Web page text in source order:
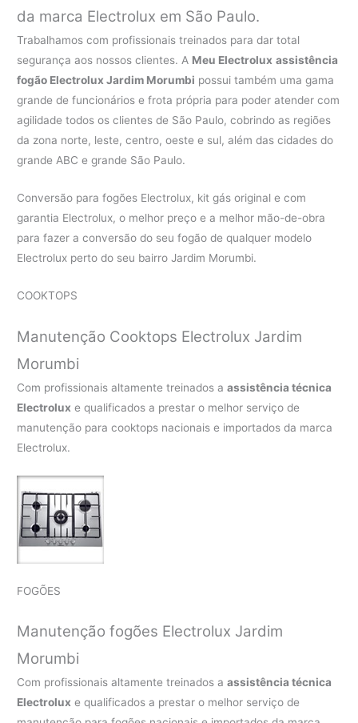
da marca Electrolux em São Paulo.
Trabalhamos com profissionais treinados para dar total
segurança aos nossos clientes. A Meu Electrolux assistência
fogão Electrolux Jardim Morumbi possui também uma gama
grande de funcionários e frota própria para poder atender com
agilidade todos os clientes de São Paulo, cobrindo as regiões
da zona norte, leste, centro, oeste e sul, além das cidades do
grande ABC e grande São Paulo.
Conversão para fogões Electrolux, kit gás original e com
garantia Electrolux, o melhor preço e a melhor mão-de-obra
para fazer a conversão do seu fogão de qualquer modelo
Electrolux perto do seu bairro Jardim Morumbi.
COOKTOPS
Manutenção Cooktops Electrolux Jardim
Morumbi
Com profissionais altamente treinados aassistência técnica
Electrolux e qualificados a prestar o melhor serviço de
manutenção para cooktops nacionais e importados da marca
Electrolux.
FOGÕES
Manutenção fogões Electrolux Jardim
Morumbi
Com profissionais altamente treinados aassistência técnica
Electrolux e qualificados a prestar o melhor serviço de